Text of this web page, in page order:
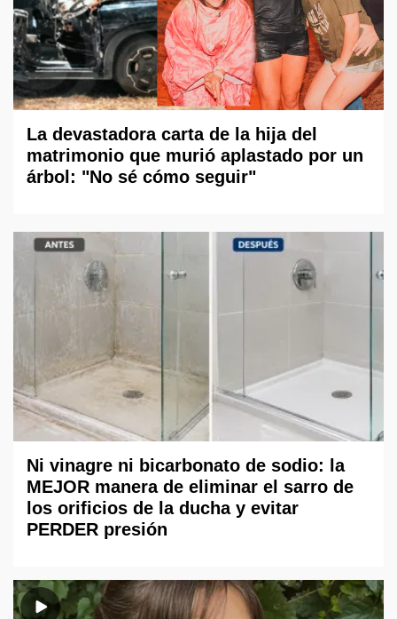
La devastadora carta de la hija del
matrimonio que murió aplastado por un
árbol: "No sé cómo seguir"
Ni vinagre ni bicarbonato de sodio: la
MEJOR manera de eliminar el sarro de
los orificios de la ducha y evitar
PERDER presión